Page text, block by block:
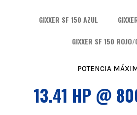
GIXXER SF 150 AZUL
GIXXER SF 150 ROJO/
POTENCIA
13.41 HP @